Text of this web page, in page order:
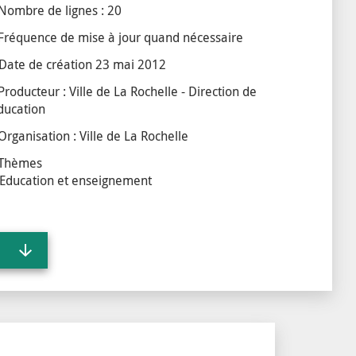
de lignes : 20
de mise à jour quand nécessaire
de création23 mai 2012
: Ville de La Rochelle - Direction de
: Ville de La Rochelle
Education et enseignement